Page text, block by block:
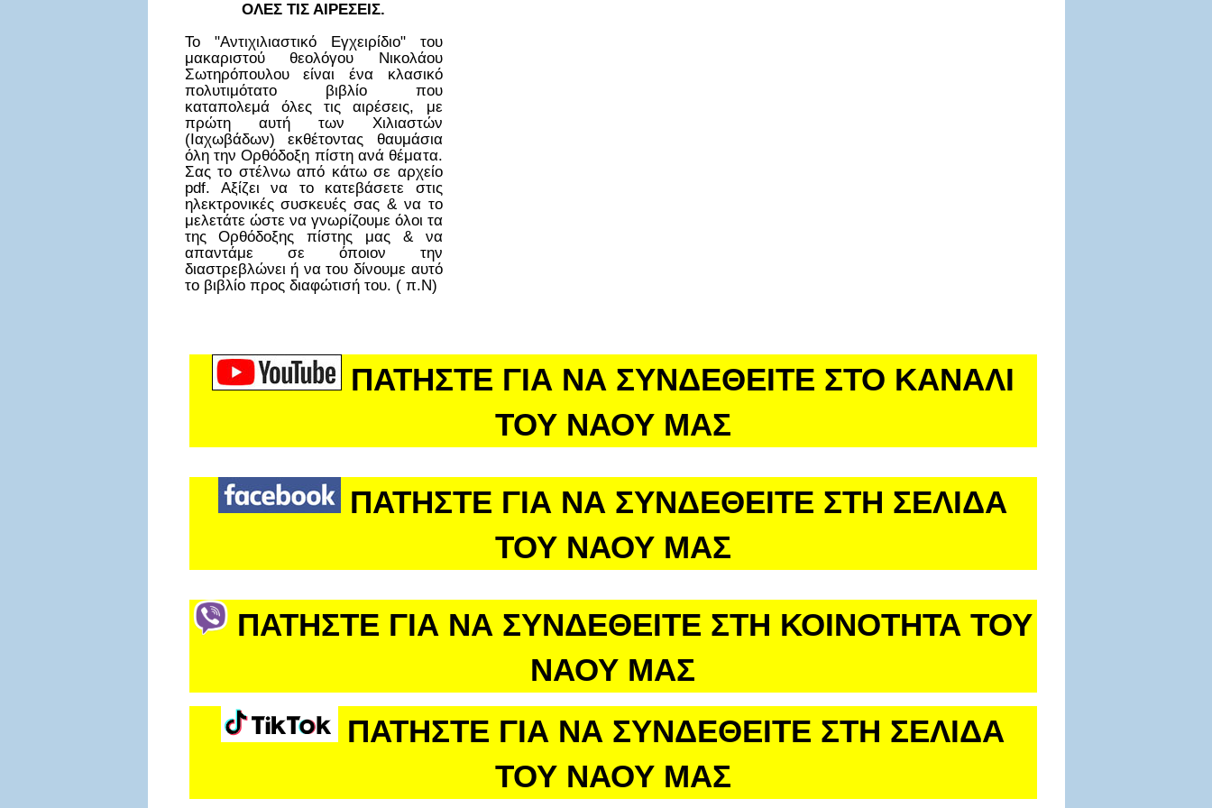
ΟΛΕΣ ΤΙΣ ΑΙΡΕΣΕΙΣ.
Το "Αντιχιλιαστικό Εγχειρίδιο" του
μακαριστού θεολόγου Νικολάου
Σωτηρόπουλου είναι ένα κλασικό
πολυτιμότατο βιβλίο που
καταπολεμά όλες τις αιρέσεις, με
πρώτη αυτή των Χιλιαστών
(Ιαχωβάδων) εκθέτοντας θαυμάσια
όλη την Ορθόδοξη πίστη ανά θέματα.
Σας το στέλνω από κάτω σε αρχείο
pdf. Αξίζει να το κατεβάσετε στις
ηλεκτρονικές συσκευές σας & να το
μελετάτε ώστε να γνωρίζουμε όλοι τα
της Ορθόδοξης πίστης μας & να
απαντάμε σε όποιον την
διαστρεβλώνει ή να του δίνουμε αυτό
το βιβλίο προς διαφώτισή του. ( π.Ν)
ΠΑΤΗΣΤΕ ΓΙΑ ΝΑ ΣΥΝΔΕΘΕΙΤΕ ΣΤΟ ΚΑΝΑΛΙ
ΤΟΥ ΝΑΟΥ ΜΑΣ
ΠΑΤΗΣΤΕ ΓΙΑ ΝΑ ΣΥΝΔΕΘΕΙΤΕ ΣΤΗ ΣΕΛΙΔΑ
ΤΟΥ ΝΑΟΥ ΜΑΣ
ΠΑΤΗΣΤΕ ΓΙΑ ΝΑ ΣΥΝΔΕΘΕΙΤΕ ΣΤΗ ΚΟΙΝΟΤΗΤΑ ΤΟΥ
ΝΑΟΥ ΜΑΣ
ΠΑΤΗΣΤΕ ΓΙΑ ΝΑ ΣΥΝΔΕΘΕΙΤΕ ΣΤΗ ΣΕΛΙΔΑ
ΤΟΥ ΝΑΟΥ ΜΑΣ